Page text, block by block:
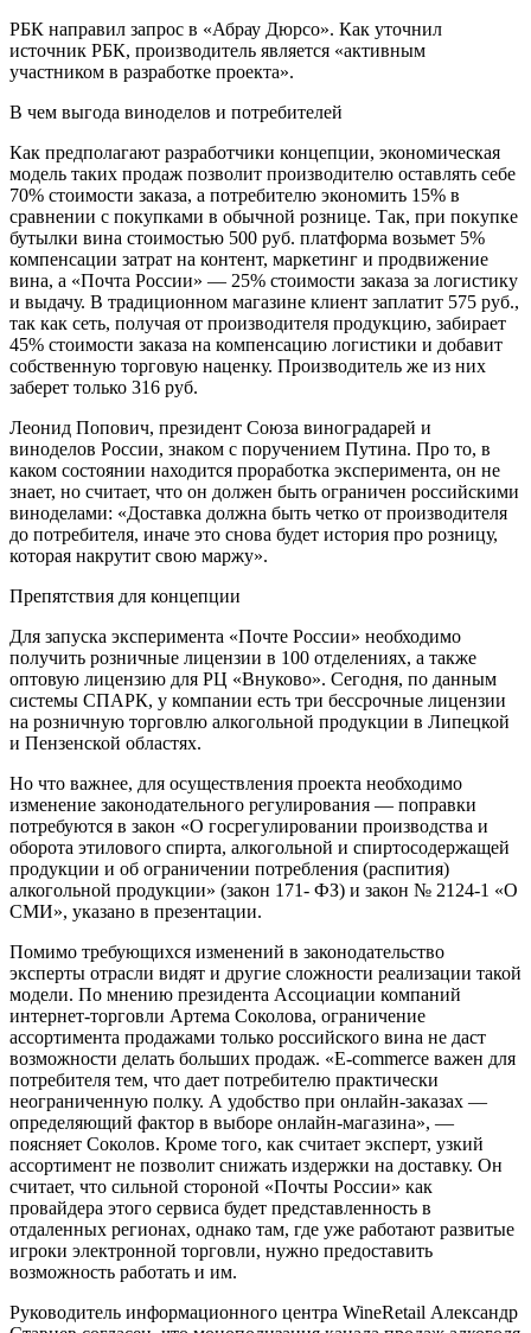
РБК направил запрос в «Абрау Дюрсо». Как уточнил
источник РБК, производитель является «активным
участником в разработке проекта».
В чем выгода виноделов и потребителей
Как предполагают разработчики концепции, экономическая
модель таких продаж позволит производителю оставлять себе
70% стоимости заказа, а потребителю экономить 15% в
сравнении с покупками в обычной рознице. Так, при покупке
бутылки вина стоимостью 500 руб. платформа возьмет 5%
компенсации затрат на контент, маркетинг и продвижение
вина, а «Почта России» — 25% стоимости заказа за логистику
и выдачу. В традиционном магазине клиент заплатит 575 руб.,
так как сеть, получая от производителя продукцию, забирает
45% стоимости заказа на компенсацию логистики и добавит
собственную торговую наценку. Производитель же из них
заберет только 316 руб.
Леонид Попович, президент Союза виноградарей и
виноделов России, знаком с поручением Путина. Про то, в
каком состоянии находится проработка эксперимента, он не
знает, но считает, что он должен быть ограничен российскими
виноделами: «Доставка должна быть четко от производителя
до потребителя, иначе это снова будет история про розницу,
которая накрутит свою маржу».
Препятствия для концепции
Для запуска эксперимента «Почте России» необходимо
получить розничные лицензии в 100 отделениях, а также
оптовую лицензию для РЦ «Внуково». Сегодня, по данным
системы СПАРК, у компании есть три бессрочные лицензии
на розничную торговлю алкогольной продукции в Липецкой
и Пензенской областях.
Но что важнее, для осуществления проекта необходимо
изменение законодательного регулирования — поправки
потребуются в закон «О госрегулировании производства и
оборота этилового спирта, алкогольной и спиртосодержащей
продукции и об ограничении потребления (распития)
алкогольной продукции» (закон 171- ФЗ) и закон № 2124-1 «О
СМИ», указано в презентации.
Помимо требующихся изменений в законодательство
эксперты отрасли видят и другие сложности реализации такой
модели. По мнению президента Ассоциации компаний
интернет-торговли Артема Соколова, ограничение
ассортимента продажами только российского вина не даст
возможности делать больших продаж. «E-commerce важен для
потребителя тем, что дает потребителю практически
неограниченную полку. А удобство при онлайн-заказах —
определяющий фактор в выборе онлайн-магазина», —
поясняет Соколов. Кроме того, как считает эксперт, узкий
ассортимент не позволит снижать издержки на доставку. Он
считает, что сильной стороной «Почты России» как
провайдера этого сервиса будет представленность в
отдаленных регионах, однако там, где уже работают развитые
игроки электронной торговли, нужно предоставить
возможность работать и им.
Руководитель информационного центра WineRetail Александр